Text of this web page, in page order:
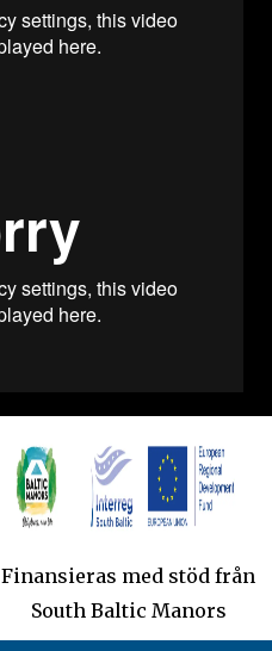
Finansieras med stöd från
South Baltic Manors